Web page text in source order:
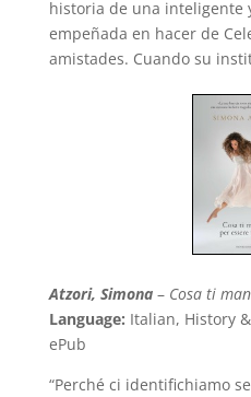
historia de una inteligente
empeñada en hacer de
amistades. Cuando su
Atzori, Simona– Cosa ti
Language: Italian, History
ePub
“Perché ci identifichiamo